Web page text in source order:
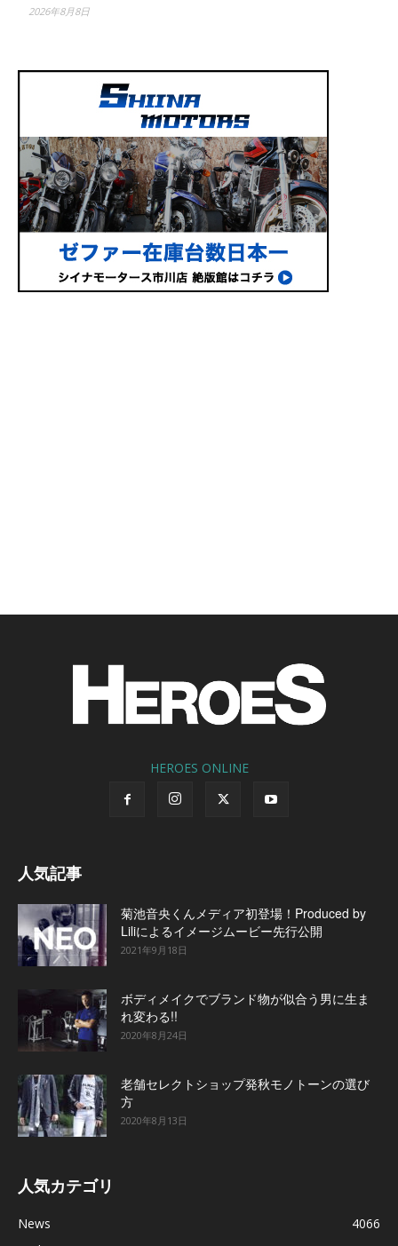
2026年8月8日
HEROES ONLINE
人気記事
菊池音央くんメディア初登場！Produced by
Liliによるイメージムービー先行公開
2021年9月18日
ボディメイクでブランド物が似合う男に生ま
れ変わる!!
2020年8月24日
老舗セレクトショップ発秋モノトーンの選び
方
2020年8月13日
人気カテゴリ
News
4066